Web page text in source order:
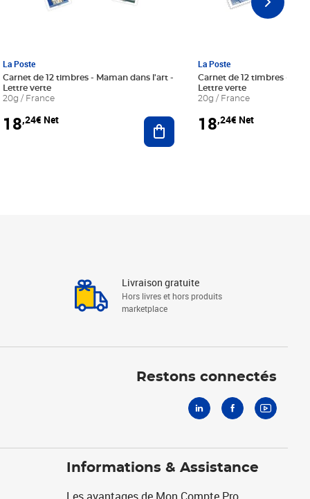
au panier
La Poste
Carnet de 12 timbres - Maman dans l'art -
Lettre verte
20g / France
18,24€ Net Ajouter au panier
La Poste
Carnet de 12 timbres - Le
Lettre verte
20g / France
18,24€ Net
Livraison gratuite
Hors livres et hors produits
marketplace
Restons connectés
Informations & Assistance